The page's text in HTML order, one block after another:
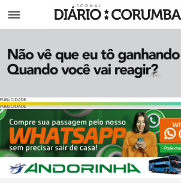
Menu
PUBLICIDADE
PUBLICIDADE